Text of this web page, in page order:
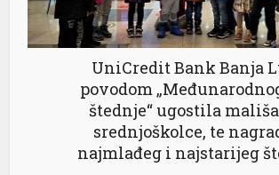
UniCredit Bank Banja
povodom
štednje“ ugostila
srednjoškolce, te
najmlađeg i najstarijeg